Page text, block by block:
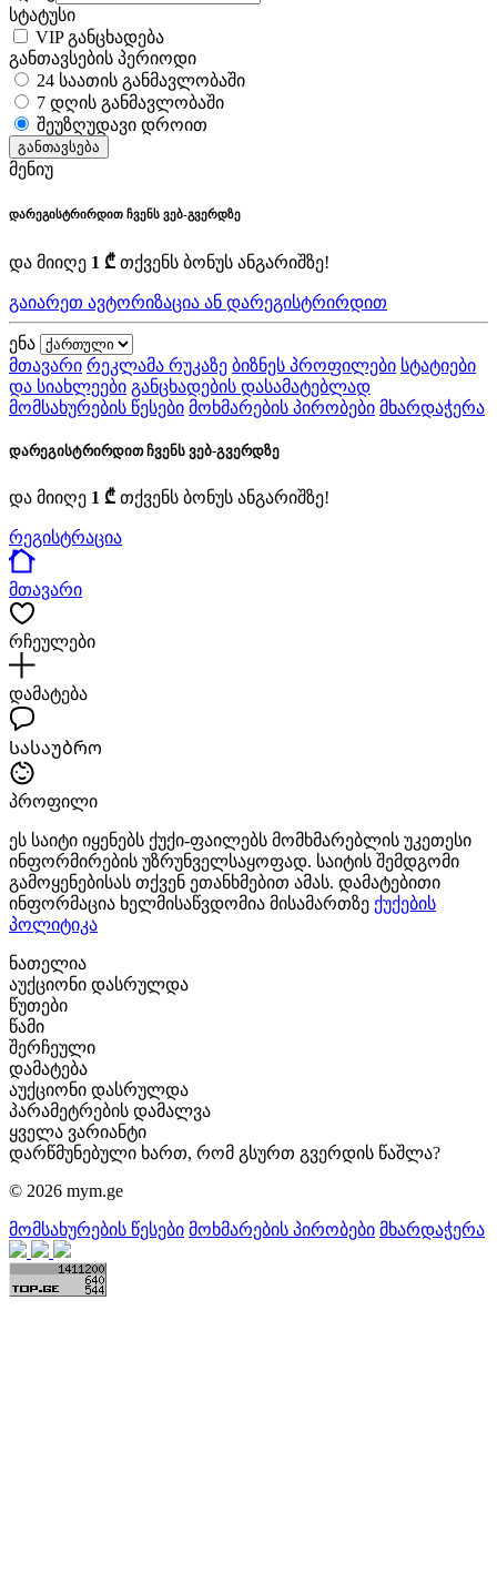
სტატუსი
VIP განცხადება
განთავსების პერიოდი
24 საათის განმავლობაში
7 დღის განმავლობაში
შეუზღუდავი დროით
განთავსება
მენიუ
დარეგისტრირდით ჩვენს ვებ-გვერდზე
და მიიღე 1 ₾ თქვენს ბონუს ანგარიშზე!
გაიარეთ ავტორიზაცია ან დარეგისტრირდით
ენა
მთავარი რეკლამა რუკაზე ბიზნეს პროფილები სტატიები
და სიახლეები განცხადების დასამატებლად
მომსახურების წესები მოხმარების პირობები მხარდაჭერა
დარეგისტრირდით ჩვენს ვებ-გვერდზე
და მიიღე 1 ₾ თქვენს ბონუს ანგარიშზე!
რეგისტრაცია
მთავარი
რჩეულები
დამატება
Სასაუბრო
პროფილი
ეს საიტი იყენებს ქუქი-ფაილებს მომხმარებლის უკეთესი
ინფორმირების უზრუნველსაყოფად. საიტის შემდგომი
გამოყენებისას თქვენ ეთანხმებით ამას. დამატებითი
ინფორმაცია ხელმისაწვდომია მისამართზე ქუქების
პოლიტიკა
ნათელია
აუქციონი დასრულდა
წუთები
წამი
შერჩეული
დამატება
აუქციონი დასრულდა
პარამეტრების დამალვა
ყველა ვარიანტი
დარწმუნებული ხართ, რომ გსურთ გვერდის წაშლა?
© 2026 mym.ge
მომსახურების წესები მოხმარების პირობები მხარდაჭერა